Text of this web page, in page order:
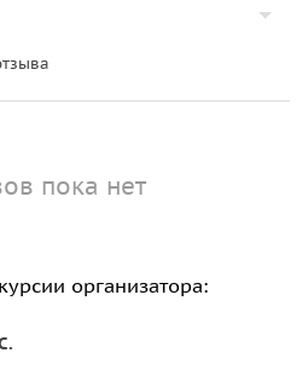
пока нет
организатора: